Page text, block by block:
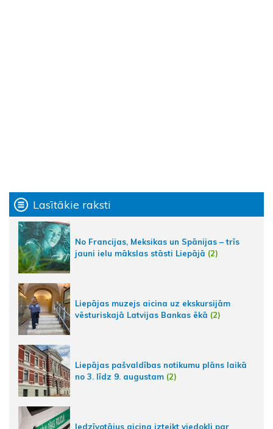
Lasītākie raksti
No Francijas, Meksikas un Spānijas – trīs
jauni ielu mākslas stāsti Liepājā (2)
Liepājas muzejs aicina uz ekskursijām
vēsturiskajā Latvijas Bankas ēkā (2)
Liepājas pašvaldības notikumu plāns laikā
no 3. līdz 9. augustam (2)
Iedzīvotājus aicina izteikt viedokli par